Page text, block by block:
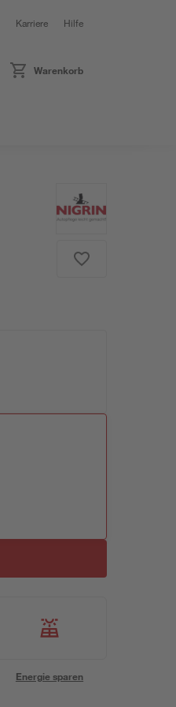
Karriere Hilfe
Warenkorb
Energie sparen